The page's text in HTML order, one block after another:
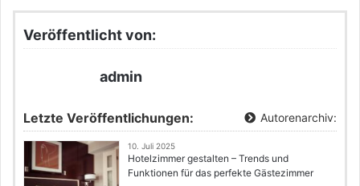
Veröffentlicht von:
admin
Letzte Veröffentlichungen: Autorenarchiv:
10. Juli 2025
Hotelzimmer gestalten – Trends und
Funktionen für das perfekte Gästezimmer